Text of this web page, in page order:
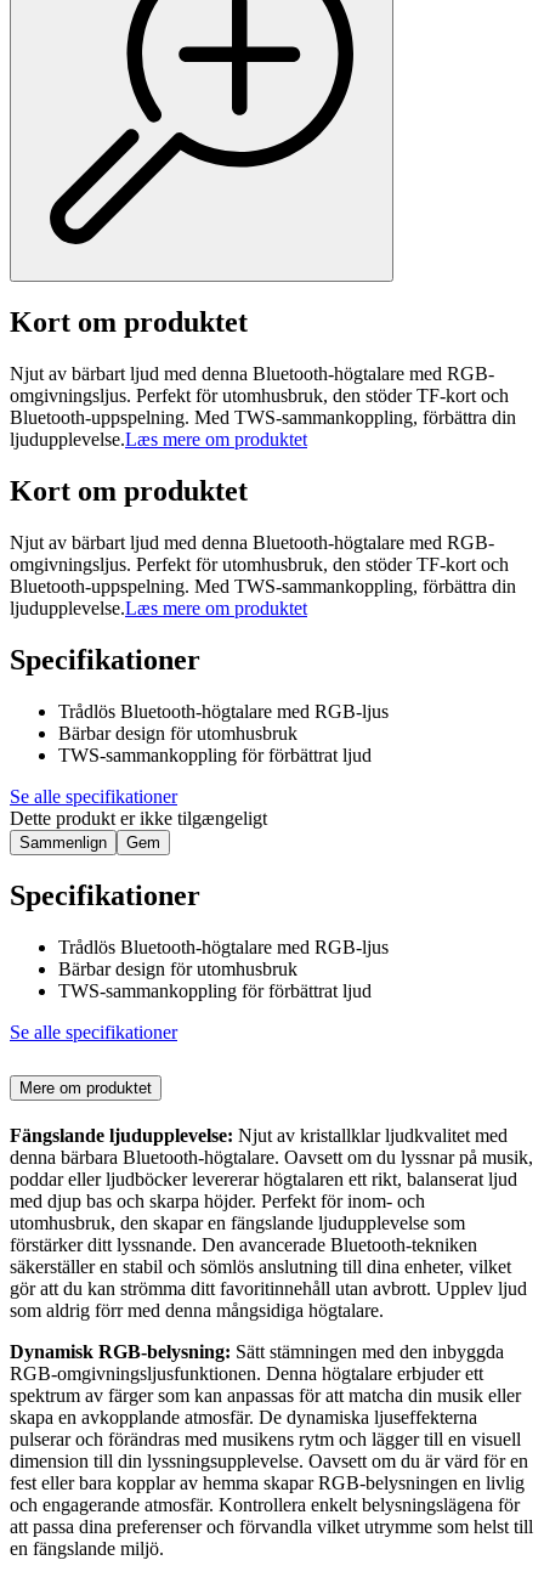
Kort om produktet
Njut av bärbart ljud med denna Bluetooth-högtalare med RGB-
omgivningsljus. Perfekt för utomhusbruk, den stöder TF-kort och
Bluetooth-uppspelning. Med TWS-sammankoppling, förbättra din
ljudupplevelse.Læs mere om produktet
Kort om produktet
Njut av bärbart ljud med denna Bluetooth-högtalare med RGB-
omgivningsljus. Perfekt för utomhusbruk, den stöder TF-kort och
Bluetooth-uppspelning. Med TWS-sammankoppling, förbättra din
ljudupplevelse.Læs mere om produktet
Specifikationer
Trådlös Bluetooth-högtalare med RGB-ljus
Bärbar design för utomhusbruk
TWS-sammankoppling för förbättrat ljud
Se alle specifikationer
Dette produkt er ikke tilgængeligt
Sammenlign Gem
Specifikationer
Trådlös Bluetooth-högtalare med RGB-ljus
Bärbar design för utomhusbruk
TWS-sammankoppling för förbättrat ljud
Se alle specifikationer
Mere om produktet
Fängslande ljudupplevelse: Njut av kristallklar ljudkvalitet med
denna bärbara Bluetooth-högtalare. Oavsett om du lyssnar på musik,
poddar eller ljudböcker levererar högtalaren ett rikt, balanserat ljud
med djup bas och skarpa höjder. Perfekt för inom- och
utomhusbruk, den skapar en fängslande ljudupplevelse som
förstärker ditt lyssnande. Den avancerade Bluetooth-tekniken
säkerställer en stabil och sömlös anslutning till dina enheter, vilket
gör att du kan strömma ditt favoritinnehåll utan avbrott. Upplev ljud
som aldrig förr med denna mångsidiga högtalare.
Dynamisk RGB-belysning: Sätt stämningen med den inbyggda
RGB-omgivningsljusfunktionen. Denna högtalare erbjuder ett
spektrum av färger som kan anpassas för att matcha din musik eller
skapa en avkopplande atmosfär. De dynamiska ljuseffekterna
pulserar och förändras med musikens rytm och lägger till en visuell
dimension till din lyssningsupplevelse. Oavsett om du är värd för en
fest eller bara kopplar av hemma skapar RGB-belysningen en livlig
och engagerande atmosfär. Kontrollera enkelt belysningslägena för
att passa dina preferenser och förvandla vilket utrymme som helst till
en fängslande miljö.